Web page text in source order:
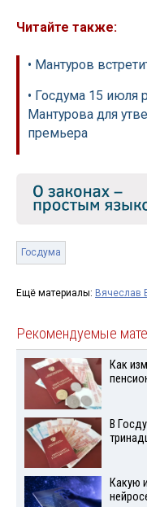
Читайте также:
• Мантуров
• Госдума 15 июля
Мантурова для
премьера
Госдума
Ещё материалы: Вячеслав
Рекомендуемые
Как
В
Какую